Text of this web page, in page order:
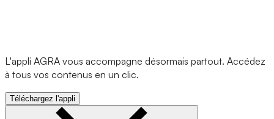
L'appli AGRA vous accompagne désormais partout. Accédez
à tous vos contenus en un clic.
Téléchargez l'appli